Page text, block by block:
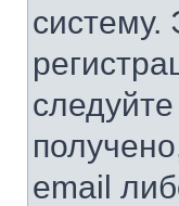
email